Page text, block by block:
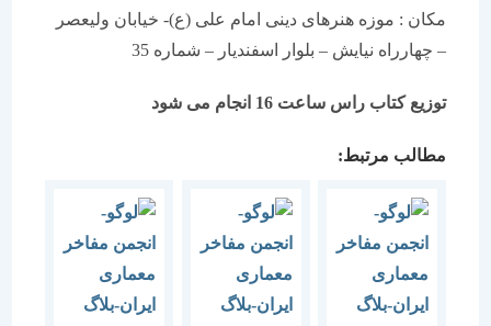
مکان :‌ موزه هنرهای دینی امام علی (ع)- خیابان ولیعصر
– چهارراه نیایش – بلوار اسفندیار – شماره 35
توزیع کتاب راس ساعت 16 انجام می شود
مطالب مرتبط: